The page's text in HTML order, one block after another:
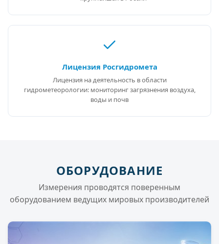
Лицензия Росгидромета
Лицензия на деятельность в области
гидрометеорологии: мониторинг загрязнения воздуха,
воды и почв
ОБОРУДОВАНИЕ
Измерения проводятся поверенным
оборудованием ведущих мировых производителей